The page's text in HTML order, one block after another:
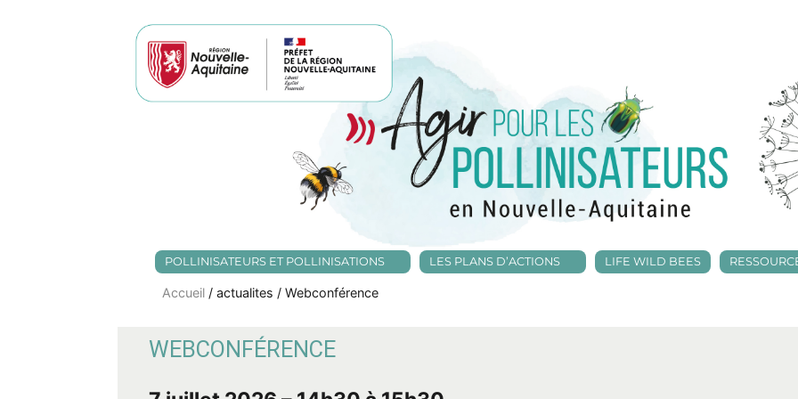
POLLINISATEURS ET POLLINISATIONS LES PLANS D’ACTIONS LIFE WILD BEES
Accueil / actualites / Webconférence
WEBCONFÉRENCE